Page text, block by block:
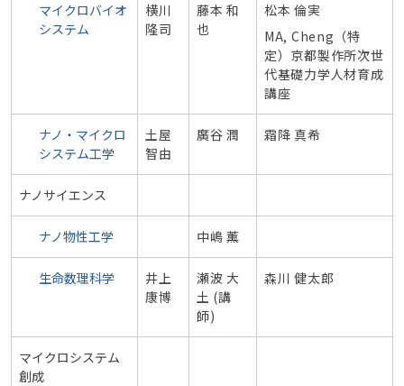
マイクロバイオ
システム
横川
隆司
藤本 和
也
松本 倫実
MA, Cheng（特
定）京都製作所次世
代基礎力学人材育成
講座
ナノ・マイクロ
システム工学
土屋
智由
廣谷 潤 霜降 真希
ナノサイエンス
ナノ物性工学 中嶋 薫
生命数理科学
井上
康博
瀬波 大
土 (講
師)
森川 健太郎
マイクロシステム
創成